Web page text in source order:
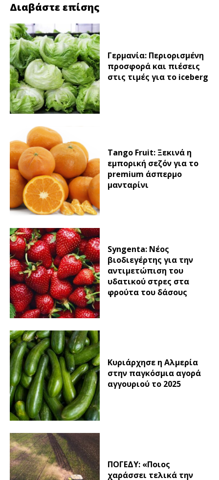
Διαβάστε επίσης
Γερμανία: Περιορισμένη
προσφορά και πιέσεις
στις τιμές για το iceberg
Tango Fruit: Ξεκινά η
εμπορική σεζόν για το
premium άσπερμο
μανταρίνι
Syngenta: Νέος
βιοδιεγέρτης για την
αντιμετώπιση του
υδατικού στρες στα
φρούτα του δάσους
Κυριάρχησε η Αλμερία
στην παγκόσμια αγορά
αγγουριού το 2025
ΠΟΓΕΔΥ: «Ποιος
χαράσσει τελικά την